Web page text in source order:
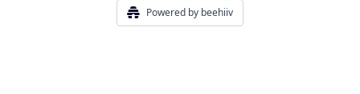
Powered by beehiiv